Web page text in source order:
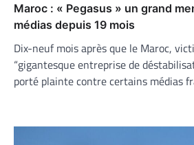
Maroc : « Pegasus » un grand
médias depuis 19 mois
Dix-neuf mois après que le Maroc,
“gigantesque entreprise de
porté plainte contre certains médias